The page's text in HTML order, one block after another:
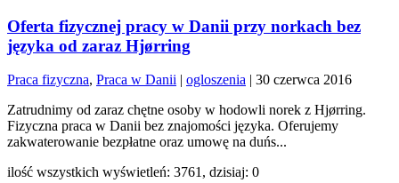
Oferta fizycznej pracy w Danii przy norkach bez
języka od zaraz Hjørring
Praca fizyczna, Praca w Danii | ogloszenia | 30 czerwca 2016
Zatrudnimy od zaraz chętne osoby w hodowli norek z Hjørring.
Fizyczna praca w Danii bez znajomości języka. Oferujemy
zakwaterowanie bezpłatne oraz umowę na duńs...
ilość wszystkich wyświetleń: 3761, dzisiaj: 0